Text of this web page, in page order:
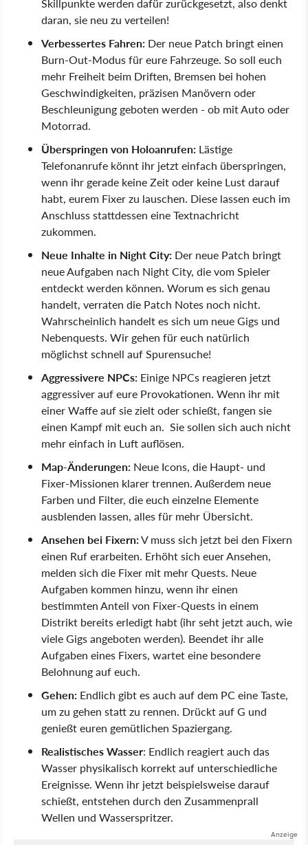
daran, sie neu zu verteilen!
Verbessertes Fahren: Der neue Patch bringt einen
Burn-Out-Modus für eure Fahrzeuge. So soll euch
mehr Freiheit beim Driften, Bremsen bei hohen
Geschwindigkeiten, präzisen Manövern oder
Beschleunigung geboten werden - ob mit Auto oder
Motorrad.
Überspringen von Holoanrufen: Lästige
Telefonanrufe könnt ihr jetzt einfach überspringen,
wenn ihr gerade keine Zeit oder keine Lust darauf
habt, eurem Fixer zu lauschen. Diese lassen euch im
Anschluss stattdessen eine Textnachricht
zukommen.
Neue Inhalte in Night City: Der neue Patch bringt
neue Aufgaben nach Night City, die vom Spieler
entdeckt werden können. Worum es sich genau
handelt, verraten die Patch Notes noch nicht.
Wahrscheinlich handelt es sich um neue Gigs und
Nebenquests. Wir gehen für euch natürlich
möglichst schnell auf Spurensuche!
Aggressivere NPCs: Einige NPCs reagieren jetzt
aggressiver auf eure Provokationen. Wenn ihr mit
einer Waffe auf sie zielt oder schießt, fangen sie
einen Kampf mit euch an. Sie sollen sich auch nicht
mehr einfach in Luft auflösen.
Map-Änderungen: Neue Icons, die Haupt- und
Fixer-Missionen klarer trennen. Außerdem neue
Farben und Filter, die euch einzelne Elemente
ausblenden lassen, alles für mehr Übersicht.
Ansehen bei Fixern:V muss sich jetzt bei den Fixern
einen Ruf erarbeiten. Erhöht sich euer Ansehen,
melden sich die Fixer mit mehr Quests. Neue
Aufgaben kommen hinzu, wenn ihr einen
bestimmten Anteil von Fixer-Quests in einem
Distrikt bereits erledigt habt (ihr seht jetzt auch, wie
viele Gigs angeboten werden). Beendet ihr alle
Aufgaben eines Fixers, wartet eine besondere
Belohnung auf euch.
Gehen: Endlich gibt es auch auf dem PC eine Taste,
um zu gehen statt zu rennen. Drückt auf G und
genießt euren gemütlichen Spaziergang.
Realistisches Wasser: Endlich reagiert auch das
Wasser physikalisch korrekt auf unterschiedliche
Ereignisse. Wenn ihr jetzt beispielsweise darauf
schießt, entstehen durch den Zusammenprall
Wellen und Wasserspritzer.